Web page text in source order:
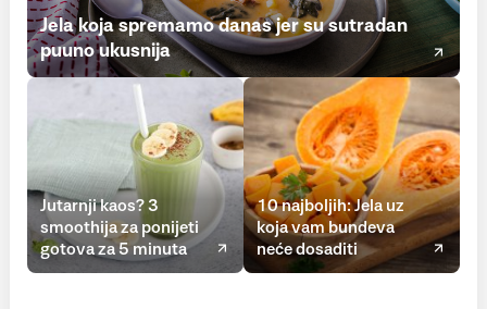
Jela koja spremamo danas jer su sutradan
puuno ukusnija
Jutarnji kaos? 3
smoothija za ponijeti
gotova za 5 minuta
10 najboljih: Jela uz
koja vam bundeva
neće dosaditi